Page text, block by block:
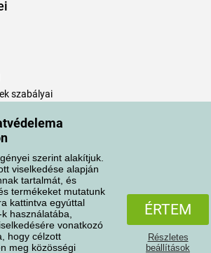
szerint alakítjuk.
viselkedése alapján
tartalmát, és
termékeket mutatunk
kattintva egyúttal
használatába,
vonatkozó
hogy célzott
meg közösségi
ÉRTEM
Részletes
beállítások
szabályai